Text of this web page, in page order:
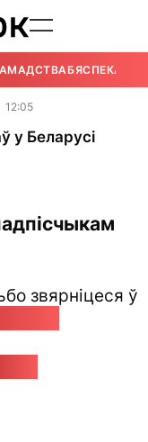
БЯСПЕКА
12:05
у Беларусі
звярніцеся ў